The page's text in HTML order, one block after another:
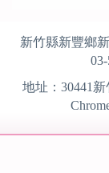
新竹縣新豐鄉
地址： 30441 新